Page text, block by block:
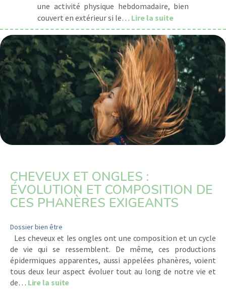
une activité physique hebdomadaire, bien
couvert en extérieur si le… Lire la suiteabout
CHEVEUX ET ONGLES :
ÉVOLUTION ET COMPOSITION DE
CES PHANÈRES EXIGEANTS
Dossier bien être
Les cheveux et les ongles ont une composition et un cycle
de vie qui se ressemblent. De même, ces productions
épidermiques apparentes, aussi appelées phanères, voient
tous deux leur aspect évoluer tout au long de notre vie et
de… Lire la suiteabout Cheveux et ongles : évolution et